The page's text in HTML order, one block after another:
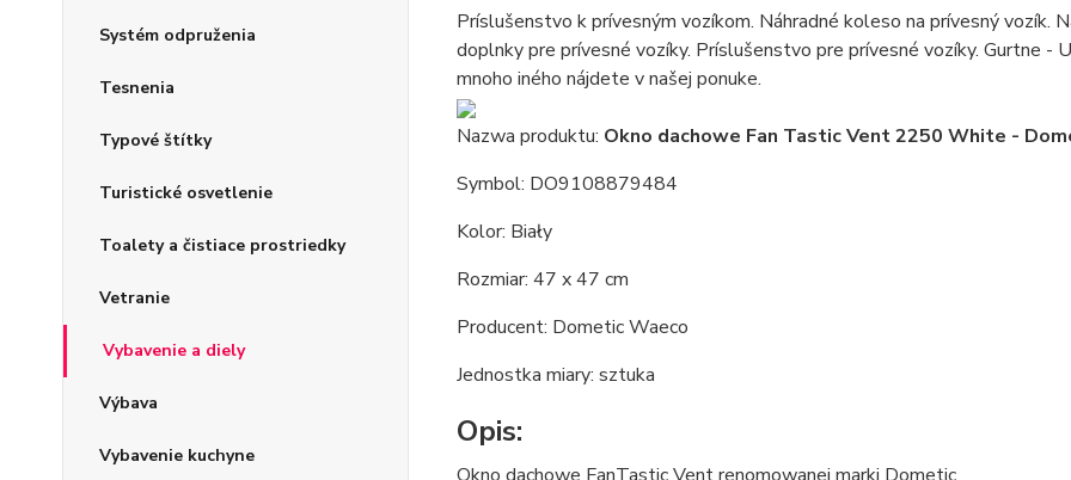
Systém odpruženia
Tesnenia
Typové štítky
Turistické osvetlenie
Toalety a čistiace prostriedky
Vetranie
Vybavenie a diely
Výbava
Vybavenie kuchyne
Príslušenstvo k prívesným vozíkom. Náhradné koleso na prívesný vozík.
doplnky pre prívesné vozíky. Príslušenstvo pre prívesné vozíky. Gurtne -
mnoho iného nájdete v našej ponuke.
Nazwa produktu: Okno dachowe Fan Tastic Vent 2250 White -
Symbol: DO9108879484
Kolor: Biały
Rozmiar: 47 x 47 cm
Producent: Dometic Waeco
Jednostka miary: sztuka
Opis: